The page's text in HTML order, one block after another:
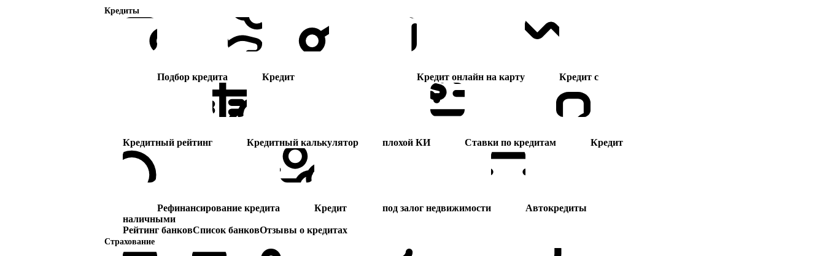
Кредиты
Подбор кредита Кредит
Кредитный рейтинг Кредитный калькулятор
Рефинансирование кредита
Кредит
наличными
Кредит онлайн на карту Кредит с
плохой КИ Ставки по кредитам Кредит
под залог недвижимости Автокредиты
Рейтинг банковСписок банковОтзывы о кредитах
Страхование